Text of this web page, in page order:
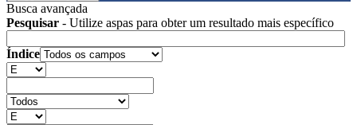
Busca avançada
Pesquisar - Utilize aspas para obter um resultado mais específico
Índice